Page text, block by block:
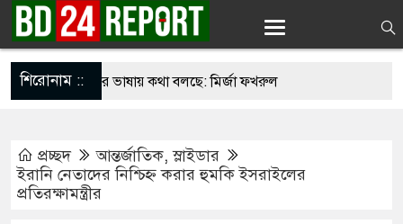
শিরোনাম ::
দল হাসিনার ভাষায় কথা বলছে: মির্জা ফখরুল
অভিনয় ছেড়ে দিয়েছেন হাসান মাসুদ
সার্জনকে বদলি , দুই ঘণ্টায় সিদ্ধান্ত প্রত্যাহার
প্রচ্ছদ আন্তর্জাতিক,স্লাইডার
ইরানি নেতাদের নিশ্চিহ্ন করার হুমকি ইসরাইলের
প্রতিরক্ষামন্ত্রীর